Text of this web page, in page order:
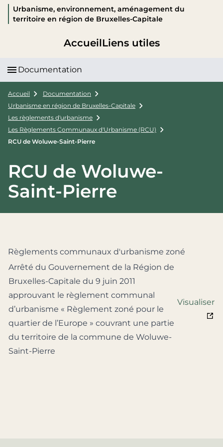
Urbanisme, environnement, aménagement du
territoire en région de Bruxelles-Capitale
AccueilLiens utiles
Documentation
Accueil
Documentation
Urbanisme en région de Bruxelles-Capitale
Les règlements d'urbanisme
Les Règlements Communaux d'Urbanisme (RCU)
RCU de Woluwe-Saint-Pierre
RCU de Woluwe-
Saint-Pierre
Règlements communaux d'urbanisme zoné
Arrêté du Gouvernement de la Région de
Bruxelles-Capitale du 9 juin 2011
approuvant le règlement communal
d’urbanisme « Règlement zoné pour le
quartier de l’Europe » couvrant une partie
du territoire de la commune de Woluwe-
Saint-Pierre
Visualiser